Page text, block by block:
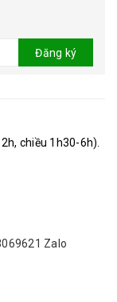
Đăng ký
chiều 1h30-6h).
Zalo